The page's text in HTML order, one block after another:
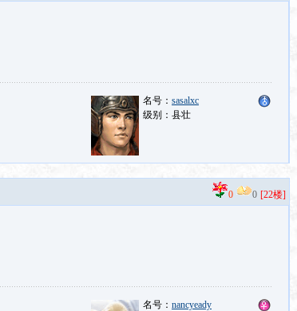
名号： sasalxc
级别：县壮
0 0 [22楼]
名号： nancyeady